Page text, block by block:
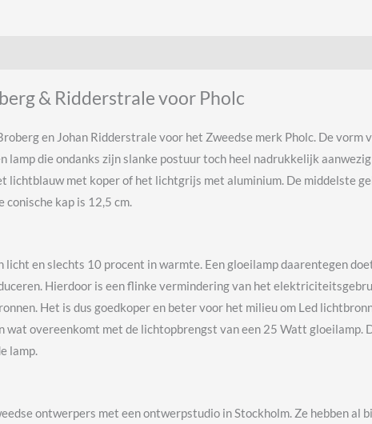
& Ridderstrale voor Pholc
en Johan Ridderstrale voor het Zweedse merk Pholc. De
lamp die ondanks zijn slanke postuur toch heel nadrukkelijk
met koper of het lichtgrijs met aluminium. De middelste
conische kap is 12,5 cm.
licht en slechts 10 procent in warmte. Een gloeilamp daarentegen
Hierdoor is een flinke vermindering van het
Het is dus goedkoper en beter voor het milieu om Led
wat overeenkomt met de lichtopbrengst van een 25 Watt
lamp.
ontwerpers met een ontwerpstudio in Stockholm. Ze hebben al